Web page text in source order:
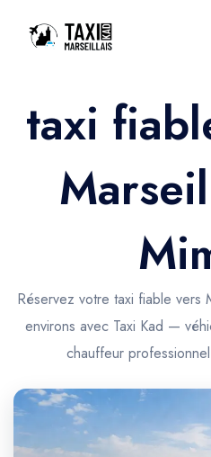
Accueil
Nos services
Nos services
Trajet Gare SNCF
Trajet Port croisière
Trajet Séminaire
Trajet Longue Distance
Actualités &
Contactez-nous
taxi
Réservez votre taxi fiable vers
environs avec Taxi Kad —
chauffeur